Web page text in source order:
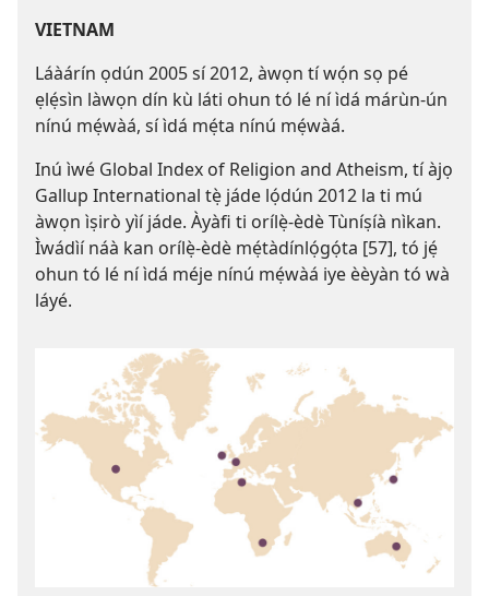
VIETNAM
Láàárín ọdún 2005 sí 2012, àwọn tí wọ́n sọ pé
ẹlẹ́sìn làwọn dín kù láti ohun tó lé ní ìdá márùn-ún
nínú mẹ́wàá, sí ìdá mẹ́ta nínú mẹ́wàá.
Inú ìwé Global Index of Religion and Atheism, tí àjọ
Gallup International tẹ̀ jáde lọ́dún 2012 la ti mú
àwọn ìṣirò yìí jáde. Àyàfi ti orílẹ̀-èdè Tùníṣíà nìkan.
Ìwádìí náà kan orílẹ̀-èdè mẹ́tàdínlọ́gọ́ta [57], tó jẹ́
ohun tó lé ní ìdá méje nínú mẹ́wàá iye èèyàn tó wà
láyé.